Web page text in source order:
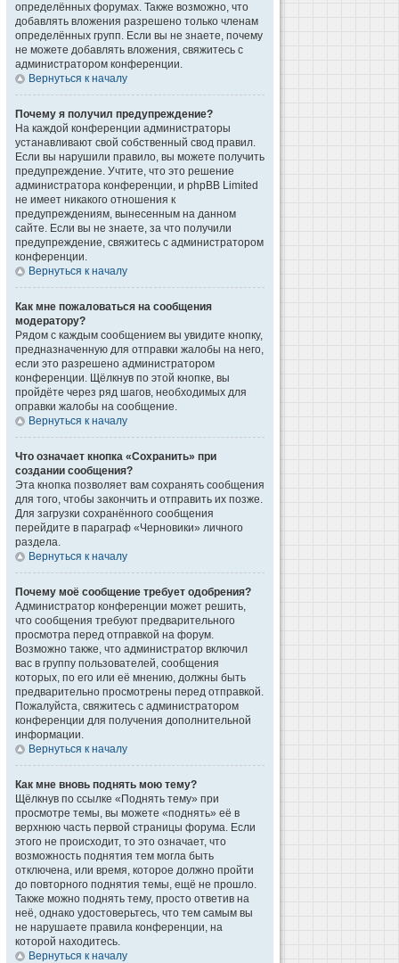
определённых форумах. Также возможно, что
добавлять вложения разрешено только членам
определённых групп. Если вы не знаете, почему
не можете добавлять вложения, свяжитесь с
администратором конференции.
Вернуться к началу
Почему я получил предупреждение?
На каждой конференции администраторы
устанавливают свой собственный свод правил.
Если вы нарушили правило, вы можете получить
предупреждение. Учтите, что это решение
администратора конференции, и phpBB Limited
не имеет никакого отношения к
предупреждениям, вынесенным на данном
сайте. Если вы не знаете, за что получили
предупреждение, свяжитесь с администратором
конференции.
Вернуться к началу
Как мне пожаловаться на сообщения
модератору?
Рядом с каждым сообщением вы увидите кнопку,
предназначенную для отправки жалобы на него,
если это разрешено администратором
конференции. Щёлкнув по этой кнопке, вы
пройдёте через ряд шагов, необходимых для
оправки жалобы на сообщение.
Вернуться к началу
Что означает кнопка «Сохранить» при
создании сообщения?
Эта кнопка позволяет вам сохранять сообщения
для того, чтобы закончить и отправить их позже.
Для загрузки сохранённого сообщения
перейдите в параграф «Черновики» личного
раздела.
Вернуться к началу
Почему моё сообщение требует одобрения?
Администратор конференции может решить,
что сообщения требуют предварительного
просмотра перед отправкой на форум.
Возможно также, что администратор включил
вас в группу пользователей, сообщения
которых, по его или её мнению, должны быть
предварительно просмотрены перед отправкой.
Пожалуйста, свяжитесь с администратором
конференции для получения дополнительной
информации.
Вернуться к началу
Как мне вновь поднять мою тему?
Щёлкнув по ссылке «Поднять тему» при
просмотре темы, вы можете «поднять» её в
верхнюю часть первой страницы форума. Если
этого не происходит, то это означает, что
возможность поднятия тем могла быть
отключена, или время, которое должно пройти
до повторного поднятия темы, ещё не прошло.
Также можно поднять тему, просто ответив на
неё, однако удостоверьтесь, что тем самым вы
не нарушаете правила конференции, на
которой находитесь.
Вернуться к началу